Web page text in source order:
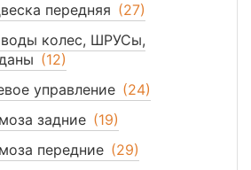
передняя (27)
колес, ШРУСы,
(12)
управление (24)
задние (19)
передние (29)